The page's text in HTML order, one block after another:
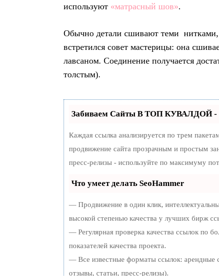
используют «матрасный шов».
Обычно детали сшивают теми
встретился совет мастерицы: она
лавсаном. Соединение получается
толстым).
Забиваем Сайты В ТОП КУВАЛДОЙ -
Каждая ссылка анализируется по трем
продвижение сайта прозрачным и простым
пресс-релизы - используйте по максимуму
Что умеет делать SeoHammer
— Продвижение в один клик,
высокой степенью качества у лучших бирж
— Регулярная проверка качества ссылок по
показателей качества проекта.
— Все известные форматы ссылок: арендные
отзывы, статьи, пресс-релизы).